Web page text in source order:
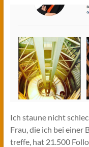
Ich staune nicht
Frau, die ich bei einer
treffe, hat 21.500